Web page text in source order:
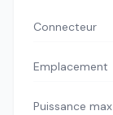
Connecteur
Emplacement
Puissance max